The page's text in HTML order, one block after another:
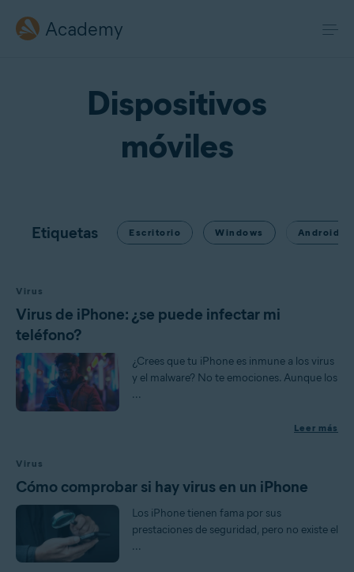
Academy
Dispositivos
móviles
Etiquetas Escritorio Windows Android
Virus
Virus de iPhone: ¿se puede infectar mi
teléfono?
¿Crees que tu iPhone es inmune a los virus
y el malware? No te emociones. Aunque los
...
Leer más
Virus
Cómo comprobar si hay virus en un iPhone
Los iPhone tienen fama por sus
prestaciones de seguridad, pero no existe el
...